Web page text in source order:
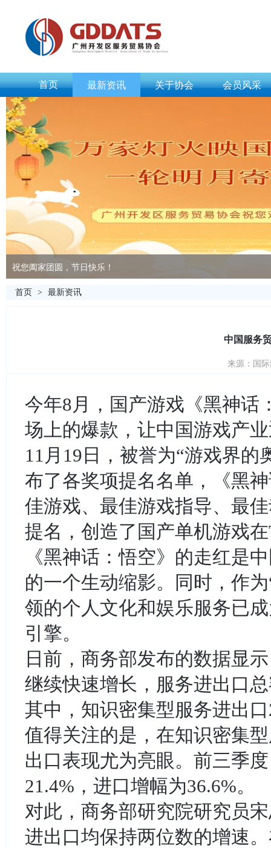
首页 最新资讯 关于协会 会员风采
祝您阖家团圆，节日快乐！
首页 > 最新资讯
中国服务
来源：国
今年8月，国产游戏《黑神话
场上的爆款，让中国游戏产
11月19日，被誉为“游戏界的
布了各奖项提名名单，《黑
佳游戏、最佳游戏指导、最
提名，创造了国产单机游戏
《黑神话：悟空》的走红是
的一个生动缩影。同时，作
领的个人文化和娱乐服务已
引擎。
日前，商务部发布的数据显
继续快速增长，服务进出口
其中，知识密集型服务进出
值得关注的是，在知识密集
出口表现尤为亮眼。前三季
21.4%，进口增幅为36.6%。
对此，商务部研究院研究员
进出口均保持两位数的增速